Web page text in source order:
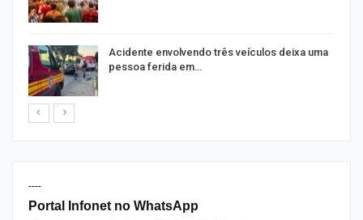
Acidente envolvendo três veículos deixa uma
pessoa ferida em…
----
Portal Infonet no WhatsApp